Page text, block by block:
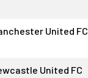
United FC
United FC